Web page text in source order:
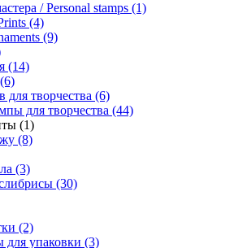
/ Personal stamps (1)
(4)
(9)
(14)
творчества (6)
для творчества (44)
(1)
(8)
(3)
(30)
(2)
упаковки (3)